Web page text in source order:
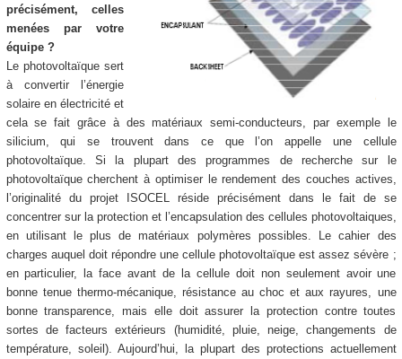
précisément, celles
menées par votre
équipe ?
Le photovoltaïque sert
à convertir l’énergie
solaire en électricité et
cela se fait grâce à des matériaux semi-conducteurs, par exemple le
silicium, qui se trouvent dans ce que l’on appelle une cellule
photovoltaïque. Si la plupart des programmes de recherche sur le
photovoltaïque cherchent à optimiser le rendement des couches actives,
l’originalité du projet ISOCEL réside précisément dans le fait de se
concentrer sur la protection et l’encapsulation des cellules photovoltaiques,
en utilisant le plus de matériaux polymères possibles. Le cahier des
charges auquel doit répondre une cellule photovoltaïque est assez sévère ;
en particulier, la face avant de la cellule doit non seulement avoir une
bonne tenue thermo-mécanique, résistance au choc et aux rayures, une
bonne transparence, mais elle doit assurer la protection contre toutes
sortes de facteurs extérieurs (humidité, pluie, neige, changements de
température, soleil). Aujourd’hui, la plupart des protections actuellement